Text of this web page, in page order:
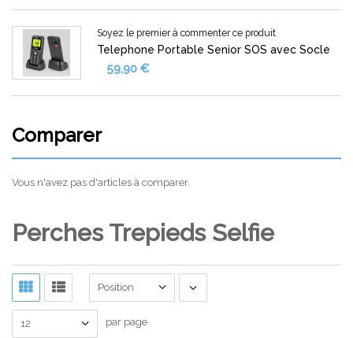
Soyez le premier à commenter ce produit
Telephone Portable Senior SOS avec Socle
59,90 €
Comparer
Vous n'avez pas d'articles à comparer.
Perches Trepieds Selfie
Position
12 par page